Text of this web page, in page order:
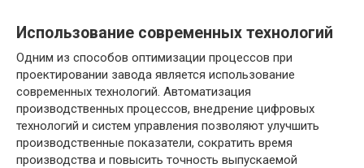
Использование современных технологий
Одним из способов оптимизации процессов при
проектировании завода является использование
современных технологий. Автоматизация
производственных процессов, внедрение цифровых
технологий и систем управления позволяют улучшить
производственные показатели, сократить время
производства и повысить точность выпускаемой